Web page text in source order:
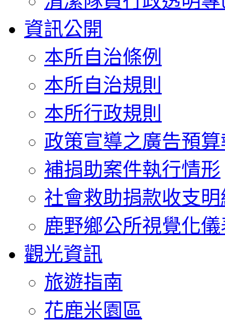
資訊公開
本所自治條例
本所自治規則
本所行政規則
政策宣導之廣告預
補捐助案件執行情形
社會救助捐款收支明
鹿野鄉公所視覺化
觀光資訊
旅遊指南
花鹿米園區